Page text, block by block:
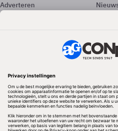
Adverteren
Contact
Redactionele partner